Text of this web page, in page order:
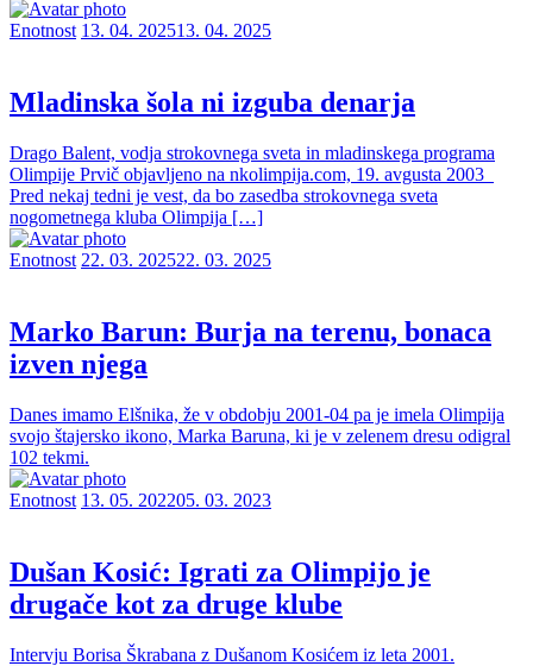
Enotnost 13. 04. 202513. 04. 2025
Mladinska šola ni izguba denarja
Drago Balent, vodja strokovnega sveta in mladinskega programa
Olimpije Prvič objavljeno na nkolimpija.com, 19. avgusta 2003
Pred nekaj tedni je vest, da bo zasedba strokovnega sveta
nogometnega kluba Olimpija […]
Enotnost 22. 03. 202522. 03. 2025
Marko Barun: Burja na terenu, bonaca
izven njega
Danes imamo Elšnika, že v obdobju 2001-04 pa je imela Olimpija
svojo štajersko ikono, Marka Baruna, ki je v zelenem dresu odigral
102 tekmi.
Enotnost 13. 05. 202205. 03. 2023
Dušan Kosić: Igrati za Olimpijo je
drugače kot za druge klube
Intervju Borisa Škrabana z Dušanom Kosićem iz leta 2001.